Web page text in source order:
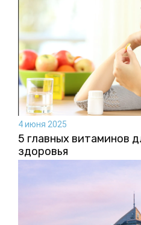
4 июня 2025
5 главных витаминов
здоровья